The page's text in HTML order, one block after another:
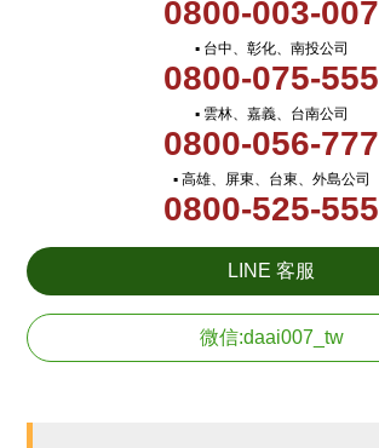
0800-003-007
▪ 台中、彰化、南投公司
0800-075-555
▪ 雲林、嘉義、台南公司
0800-056-777
▪ 高雄、屏東、台東、外島公司
0800-525-555
LINE 客服
微信:daai007_tw